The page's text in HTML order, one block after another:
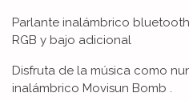
Parlante inalámbrico
RGB y bajo adicional
Disfruta de la música como
inalámbrico Movisun Bomb .